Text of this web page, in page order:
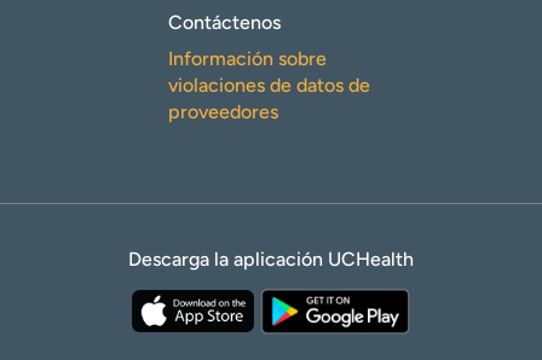
Contáctenos
Información sobre
violaciones de datos de
proveedores
Descarga la aplicación UCHealth